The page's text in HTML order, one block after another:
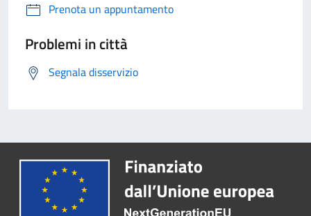
Prenota un appuntamento
Problemi in città
Segnala disservizio